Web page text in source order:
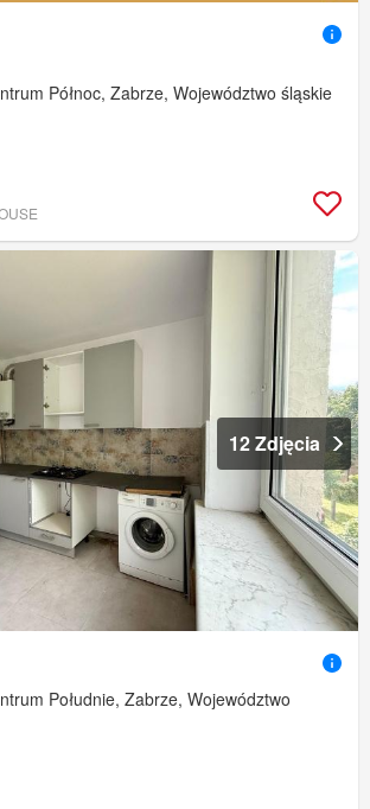
Północ, Zabrze, Województwo śląskie
12 Zdjęcia
Południe, Zabrze, Województwo